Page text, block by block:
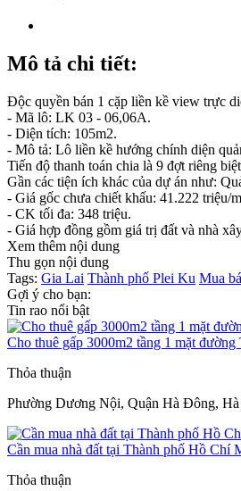
Mô tả chi tiết:
Độc quyền bán 1 cặp liền kề view trực
- Mã lô: LK 03 - 06,06A.
- Diện tích: 105m2.
- Mô tả: Lô liền kề hướng chính diện
Tiến độ thanh toán chia là 9 đợt riêng
Gần các tiện ích khác của dự án như:
- Giá gốc chưa chiết khấu: 41.222 triệu/
- CK tối đa: 348 triệu.
- Giá hợp đồng gồm giá trị đất và nhà
Xem thêm nội dung
Thu gọn nội dung
Tags: Gia Lai Thành phố Plei Ku Mua
Gợi ý cho bạn:
Tin rao nổi bật
Cho thuê gấp 3000m2 tầng 1 mặt
Thỏa thuận
Phường Dương Nội, Quận Hà Đông,
Cần mua nhà đất tại Thành phố Hồ Chí
Thỏa thuận